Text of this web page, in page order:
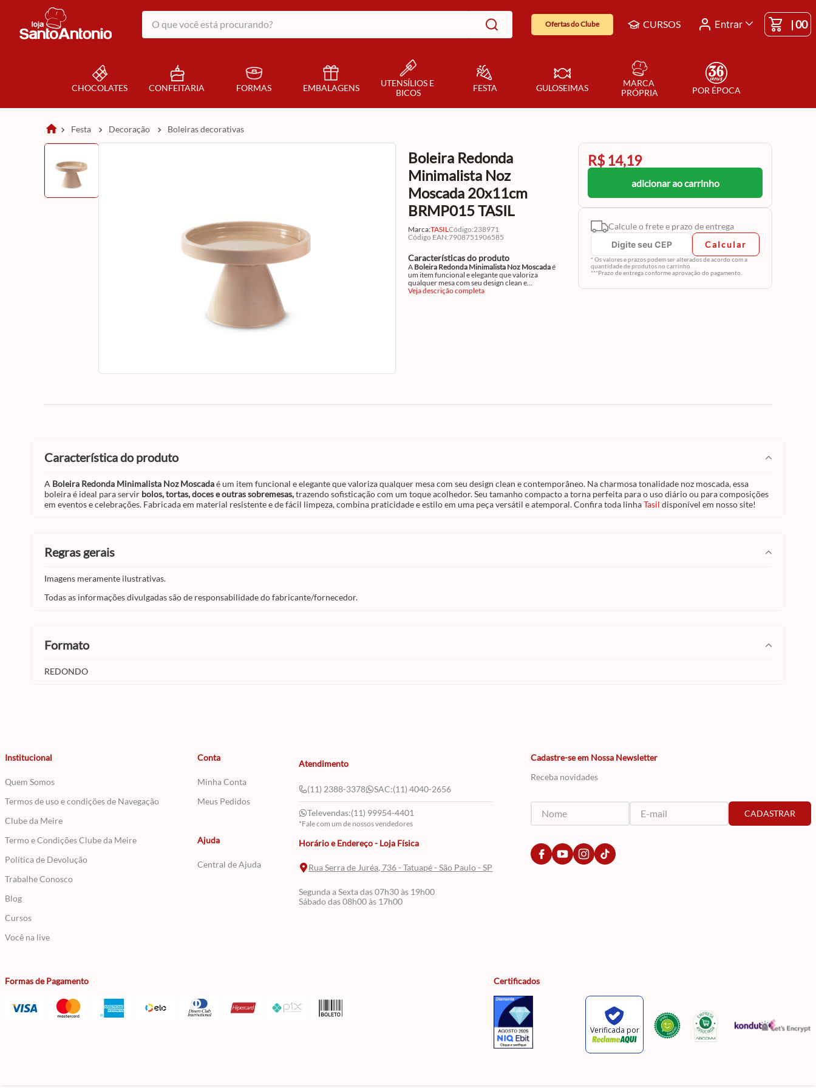
O que você está procurando?
Ofertas do Clube CURSOS Entrar |00
CHOCOLATES CONFEITARIA FORMAS EMBALAGENS
UTENSÍLIOS E
BICOS
FESTA GULOSEIMAS
MARCA
PRÓPRIA
POR ÉPOCA
festa decoração boleiras decorativas
Boleira Redonda
Minimalista Noz
Moscada 20x11cm
BRMP015 TASIL
Marca:TASILCódigo:238971
Código EAN:7908751906585
Características do produto
A Boleira Redonda Minimalista Noz Moscadaé
um item funcional e elegante que valoriza
qualquer mesa com seu design clean e
contemporâneo. Na charmosa tonalidade noz
Veja descrição completa
R$ 14,19
adicionar ao carrinho
Calcule o frete e prazo de entrega
Calcular
* Os valores e prazos podem ser alterados de acordo com a
quantidade de produtos no carrinho.
***Prazo de entrega conforme aprovação do pagamento.
característica do produto
A Boleira Redonda Minimalista Noz Moscadaé um item funcional e elegante que valoriza qualquer mesa com seu design clean e contemporâneo. Na charmosa tonalidade noz moscada, essa
boleira é ideal para servir bolos, tortas, doces e outras sobremesas,trazendo sofisticação com um toque acolhedor. Seu tamanho compacto a torna perfeita para o uso diário ou para composições
em eventos e celebrações. Fabricada em material resistente e de fácil limpeza, combina praticidade e estilo em uma peça versátil e atemporal. Confira toda linhaTasil disponível em nosso site!
regras gerais
Imagens meramente ilustrativas.
Todas as informações divulgadas são de responsabilidade do fabricante/fornecedor.
formato
REDONDO
Institucional
Quem Somos
Termos de uso e condições de Navegação
Clube da Meire
Termo e Condições Clube da Meire
Política de Devolução
Trabalhe Conosco
Blog
Cursos
Você na live
Conta
Minha Conta
Meus Pedidos
Ajuda
Central de Ajuda
Atendimento
(11) 2388-3378 SAC:(11) 4040-2656
Televendas:(11) 99954-4401
*Fale com um de nossos vendedores
Horário e Endereço - Loja Física
Rua Serra de Juréa, 736 - Tatuapé - São Paulo - SP
Segunda a Sexta das 07h30 às 19h00
Sábado das 08h00 às 17h00
Cadastre-se em Nossa Newsletter
Receba novidades
CADASTRAR
Formas de Pagamento Certificados